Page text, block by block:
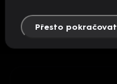
Přesto pokračovat